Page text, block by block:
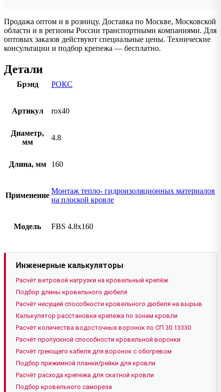
Продажа оптом и в розницу. Доставка по Москве, Московской
области и в регионы России транспортными компаниями. Для
оптовых заказов действуют специальные цены. Технические
консультации и подбор крепежа — бесплатно.
Детали
Брэнд РОКС
Артикул rox40
Диаметр,
мм
4.8
Длина, мм 160
Применение
Монтаж тепло- гидроизоляционных материалов
на плоской кровле
Модель FBS 4.8х160
Инженерные калькуляторы
Расчёт ветровой нагрузки на кровельный крепёж
Подбор длины кровельного дюбеля
Расчёт несущей способности кровельного дюбеля на вырыв
Калькулятор расстановки крепежа по зонам кровли
Расчёт количества водосточных воронок по СП 30.13330
Расчёт пропускной способности кровельной воронки
Расчёт греющего кабеля для воронок с обогревом
Подбор прижимной планки/рейки для кровли
Расчёт расхода крепежа для скатной кровли
Подбор кровельного самореза